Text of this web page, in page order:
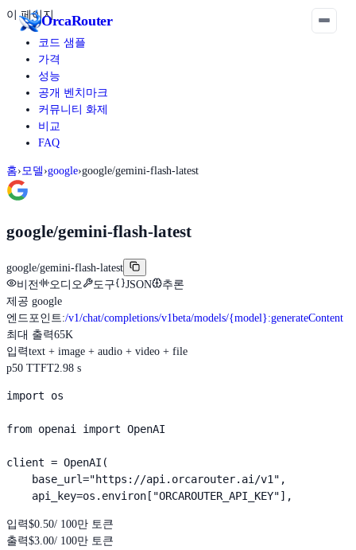
OrcaRouter
이 페이지
코드 샘플
가격
성능
공개 벤치마크
커뮤니티 화제
비교
FAQ
홈›모델 ›google›google/gemini-flash-latest
google/gemini-flash-latest
google/gemini-flash-latest
비전
오디오 도구 JSON
추론
제공 google
엔드포인트 :/v1/chat/completions/v1beta/models/{model}:generateContent
최대 출력65K
입력text + image + audio + video + file
p50 TTFT2.98 s
import os
from openai import OpenAI
client = OpenAI(
    base_url="https://api.orcarouter.ai/v1",
    api_key=os.environ["ORCAROUTER_API_KEY"],
입력$0.50/ 100만 토큰
출력$3.00/ 100만 토큰